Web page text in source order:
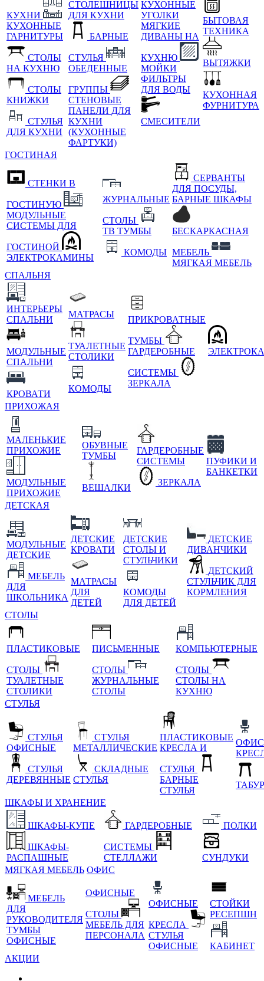
КУХНИ
КУХОННЫЕ
ГАРНИТУРЫ
СТОЛЫ
НА КУХНЮ
СТОЛЫ
КНИЖКИ
СТУЛЬЯ
ДЛЯ КУХНИ
СТОЛЕШНИЦЫ
ДЛЯ КУХНИ
БАРНЫЕ
СТУЛЬЯ
ОБЕДЕННЫЕ
ГРУППЫ
СТЕНОВЫЕ
ПАНЕЛИ ДЛЯ
КУХНИ
(КУХОННЫЕ
ФАРТУКИ)
КУХОННЫЕ
УГОЛКИ
МЯГКИЕ
ДИВАНЫ НА
КУХНЮ
МОЙКИ
ФИЛЬТРЫ
ДЛЯ ВОДЫ
СМЕСИТЕЛИ
БЫТОВАЯ
ТЕХНИКА
ВЫТЯЖКИ
КУХОННАЯ
ФУРНИТУРА
ГОСТИНАЯ
СТЕНКИ В
ГОСТИНУЮ
МОДУЛЬНЫЕ
СИСТЕМЫ ДЛЯ
ГОСТИНОЙ
ЭЛЕКТРОКАМИНЫ
ЖУРНАЛЬНЫЕ
СТОЛЫ
ТВ ТУМБЫ
КОМОДЫ
СЕРВАНТЫ
ДЛЯ ПОСУДЫ,
БАРНЫЕ ШКАФЫ
БЕСКАРКАСНАЯ
МЕБЕЛЬ
МЯГКАЯ МЕБЕЛЬ
СПАЛЬНЯ
ИНТЕРЬЕРЫ
СПАЛЬНИ
МОДУЛЬНЫЕ
СПАЛЬНИ
КРОВАТИ
МАТРАСЫ
ТУАЛЕТНЫЕ
СТОЛИКИ
КОМОДЫ
ПРИКРОВАТНЫЕ
ТУМБЫ
ГАРДЕРОБНЫЕ
СИСТЕМЫ
ЗЕРКАЛА
ПРИХОЖАЯ
МАЛЕНЬКИЕ
ПРИХОЖИЕ
МОДУЛЬНЫЕ
ПРИХОЖИЕ
ОБУВНЫЕ
ТУМБЫ
ВЕШАЛКИ
ГАРДЕРОБНЫЕ
СИСТЕМЫ
ЗЕРКАЛА
ПУФИКИ И
БАНКЕТКИ
ДЕТСКАЯ
МОДУЛЬНЫЕ
ДЕТСКИЕ
МЕБЕЛЬ
ДЛЯ
ШКОЛЬНИКА
ДЕТСКИЕ
КРОВАТИ
МАТРАСЫ
ДЛЯ
ДЕТЕЙ
ДЕТСКИЕ
СТОЛЫ И
СТУЛЬЧИКИ
КОМОДЫ
ДЛЯ ДЕТЕЙ
ДЕТСКИЕ
ДИВАНЧИКИ
ДЕТСКИЙ
СТУЛЬЧИК ДЛЯ
КОРМЛЕНИЯ
СТОЛЫ
ПЛАСТИКОВЫЕ
СТОЛЫ
ТУАЛЕТНЫЕ
СТОЛИКИ
ПИСЬМЕННЫЕ
СТОЛЫ
ЖУРНАЛЬНЫЕ
СТОЛЫ
КОМПЬЮТЕРНЫЕ
СТОЛЫ
СТОЛЫ НА
КУХНЮ
СТУЛЬЯ
СТУЛЬЯ
ОФИСНЫЕ
СТУЛЬЯ
ДЕРЕВЯННЫЕ
СТУЛЬЯ
МЕТАЛЛИЧЕСКИЕ
СКЛАДНЫЕ
СТУЛЬЯ
ПЛАСТИКОВЫЕ
КРЕСЛА И
СТУЛЬЯ
БАРНЫЕ
СТУЛЬЯ
ШКАФЫ И ХРАНЕНИЕ
ШКАФЫ-КУПЕ
ШКАФЫ-
РАСПАШНЫЕ
ГАРДЕРОБНЫЕ
СИСТЕМЫ
СТЕЛЛАЖИ
ПОЛКИ
СУНДУКИ
МЯГКАЯ МЕБЕЛЬ ОФИС
МЕБЕЛЬ
ДЛЯ
РУКОВОДИТЕЛЯ
ТУМБЫ
ОФИСНЫЕ
ОФИСНЫЕ
СТОЛЫ
МЕБЕЛЬ ДЛЯ
ПЕРСОНАЛА
ОФИСНЫЕ
КРЕСЛА
СТУЛЬЯ
ОФИСНЫЕ
СТОЙКИ
РЕСЕПШН
КАБИНЕТ
АКЦИИ